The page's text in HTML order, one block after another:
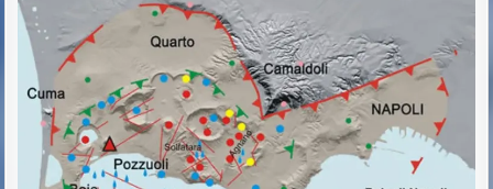
: H
E
D
D
A
T